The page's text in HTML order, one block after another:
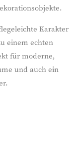
Karakter
einem echten
für moderne,
und auch ein